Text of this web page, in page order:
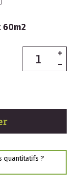
60m2
quantitatifs ?